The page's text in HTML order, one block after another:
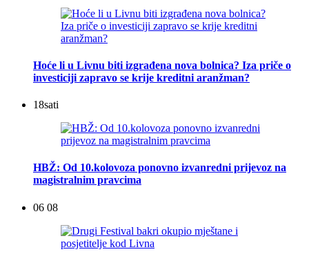
Hoće li u Livnu biti izgrađena nova bolnica? Iza priče o
investiciji zapravo se krije kreditni aranžman?
18sati
HBŽ: Od 10.kolovoza ponovno izvanredni prijevoz na
magistralnim pravcima
06 08